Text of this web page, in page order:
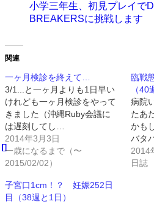
小学三年生、初見プレイで
BREAKERSに挑戦します
関連
一ヶ月検診を終えて…
3/1...と一ヶ月よりも1日早い
けれども一ヶ月検診をやって
きました（沖縄Ruby会議に
は遅刻してし…
2014年3月3日
一歳になるまで（〜
2015/02/02）
臨戦
（40
病院
たあ
かも
バタ
2014
日誌
子宮口1cm！？ 妊娠252日
目（38週と1日）